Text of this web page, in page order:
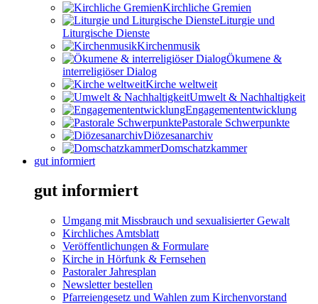
Kirchliche Gremien
Liturgie und
Liturgische Dienste
Kirchenmusik
Ökumene &
interreligiöser Dialog
Kirche weltweit
Umwelt & Nachhaltigkeit
Engagemententwicklung
Pastorale Schwerpunkte
Diözesanarchiv
Domschatzkammer
gut informiert
gut informiert
Umgang mit Missbrauch und sexualisierter Gewalt
Kirchliches Amtsblatt
Veröffentlichungen & Formulare
Kirche in Hörfunk & Fernsehen
Pastoraler Jahresplan
Newsletter bestellen
Pfarreiengesetz und Wahlen zum Kirchenvorstand